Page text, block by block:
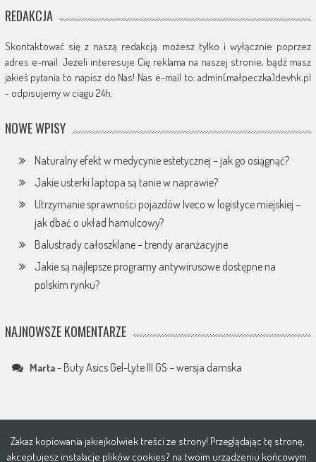
REDAKCJA
Skontaktować się z naszą redakcją możesz tylko i wyłącznie poprzez
adres e-mail. Jeżeli interesuje Cię reklama na naszej stronie, bądź masz
jakieś pytania to napisz do Nas! Nas e-mail to: admin(małpeczka)devhk.pl
- odpisujemy w ciągu 24h.
NOWE WPISY
Naturalny efekt w medycynie estetycznej – jak go osiągnąć?
Jakie usterki laptopa są tanie w naprawie?
Utrzymanie sprawności pojazdów Iveco w logistyce miejskiej –
jak dbać o układ hamulcowy?
Balustrady całoszklane – trendy aranżacyjne
Jakie są najlepsze programy antywirusowe dostępne na
polskim rynku?
NAJNOWSZE KOMENTARZE
Marta- Buty Asics Gel-Lyte III GS – wersja damska
Zakaz kopiowania jakiejkolwiek treści ze strony! Przeglądając tę stronę,
akceptujesz instalacje plików cookies? na twoim urządzeniu końcowym.